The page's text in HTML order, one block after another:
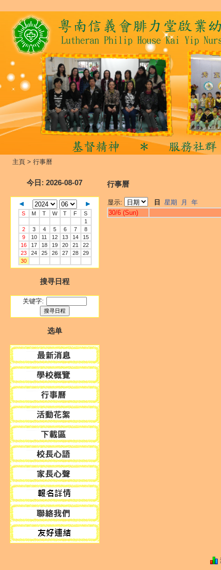
主頁 > 行事曆
今日 : 2026-08-07
S M T W T F
S
1
2
3 4 5 6 7
8
9
10 11 12 13 14
15
16
17 18 19 20 21
22
23
24 25 26 27 28
29
30
搜寻日程
关键字:
选单
行事曆
显示: 日 星期 月
年
30/6 (Sun)